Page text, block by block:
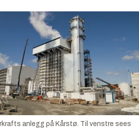
anlegg på Kårstø. Til venstre sees